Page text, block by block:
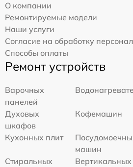
О компании
Ремонтируемые модели
Наши услуги
Согласие на обработку
Способы оплаты
Ремонт устройств
Варочных
панелей
Духовых
шкафов
Кофемашин
Кухонных плит
машин
Стиральных
Вертикальных